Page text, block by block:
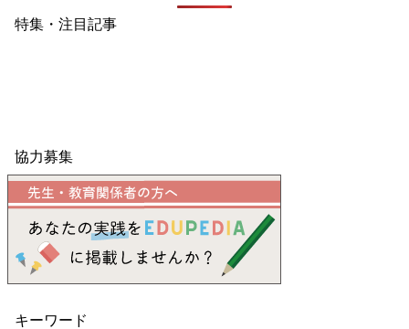
特集・注目記事
協力募集
キーワード